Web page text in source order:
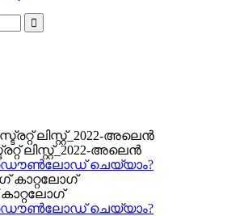
ലിസ്റ്റ്_2022-അലെൻ
ഡൌൺലോഡ് ചെയ്യാം?
ഡൌൺലോഡ് ചെയ്യാം?